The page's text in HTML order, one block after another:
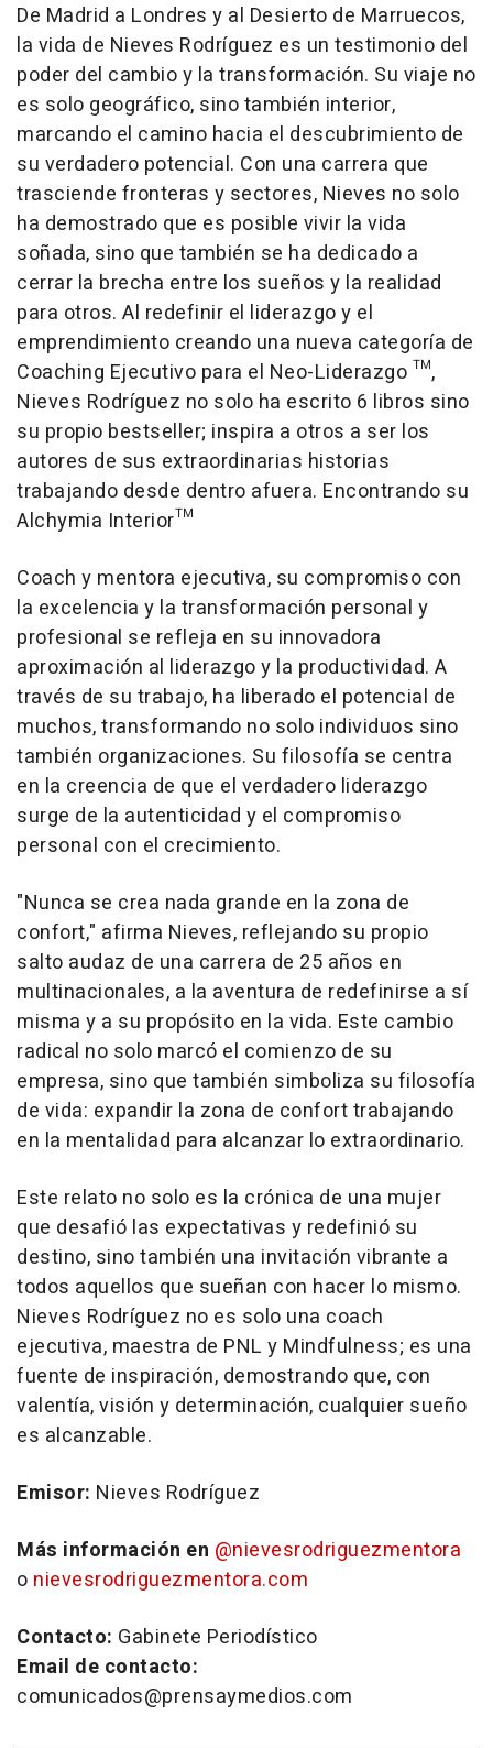
De Madrid a Londres y al Desierto de Marruecos,
la vida de Nieves Rodríguez es un testimonio del
poder del cambio y la transformación. Su viaje no
es solo geográfico, sino también interior,
marcando el camino hacia el descubrimiento de
su verdadero potencial. Con una carrera que
trasciende fronteras y sectores, Nieves no solo
ha demostrado que es posible vivir la vida
soñada, sino que también se ha dedicado a
cerrar la brecha entre los sueños y la realidad
para otros. Al redefinir el liderazgo y el
emprendimiento creando una nueva categoría de
Coaching Ejecutivo para el Neo-Liderazgo ™,
Nieves Rodríguez no solo ha escrito 6 libros sino
su propio bestseller; inspira a otros a ser los
autores de sus extraordinarias historias
trabajando desde dentro afuera. Encontrando su
Alchymia Interior™
Coach y mentora ejecutiva, su compromiso con
la excelencia y la transformación personal y
profesional se refleja en su innovadora
aproximación al liderazgo y la productividad. A
través de su trabajo, ha liberado el potencial de
muchos, transformando no solo individuos sino
también organizaciones. Su filosofía se centra
en la creencia de que el verdadero liderazgo
surge de la autenticidad y el compromiso
personal con el crecimiento.
"Nunca se crea nada grande en la zona de
confort," afirma Nieves, reflejando su propio
salto audaz de una carrera de 25 años en
multinacionales, a la aventura de redefinirse a sí
misma y a su propósito en la vida. Este cambio
radical no solo marcó el comienzo de su
empresa, sino que también simboliza su filosofía
de vida: expandir la zona de confort trabajando
en la mentalidad para alcanzar lo extraordinario.
Este relato no solo es la crónica de una mujer
que desafió las expectativas y redefinió su
destino, sino también una invitación vibrante a
todos aquellos que sueñan con hacer lo mismo.
Nieves Rodríguez no es solo una coach
ejecutiva, maestra de PNL y Mindfulness; es una
fuente de inspiración, demostrando que, con
valentía, visión y determinación, cualquier sueño
es alcanzable.
Emisor: Nieves Rodríguez
Más información en @nievesrodriguezmentora
o nievesrodriguezmentora.com
Contacto: Gabinete Periodístico
Email de contacto:
comunicados@prensaymedios.com